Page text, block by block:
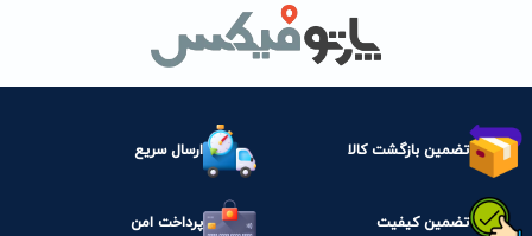
تضمین بازگشت کالا ارسال سریع
تضمین کیفیت پرداخت امن